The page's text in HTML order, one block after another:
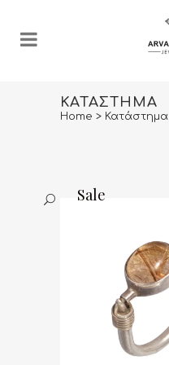
ΚΑΤΆΣΤΗΜΑ
Home > Κατάστημα
Sale